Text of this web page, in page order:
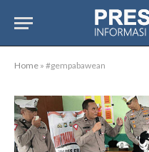
Home » #gempabawean